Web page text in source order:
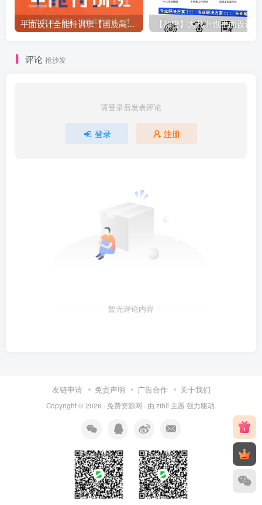
平面设计全能特训班【画质高清】
评论 抢沙发
请登录后发表评论
登录 注册
暂无评论内容
友链申请 免责声明 广告合作 关于我们
Copyright © 2026 · 免费资源网 · 由 zibll 主题 强力驱动.